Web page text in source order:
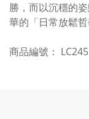
勝，而以沉穩的
華的「日常放鬆哲
商品編號： LC245